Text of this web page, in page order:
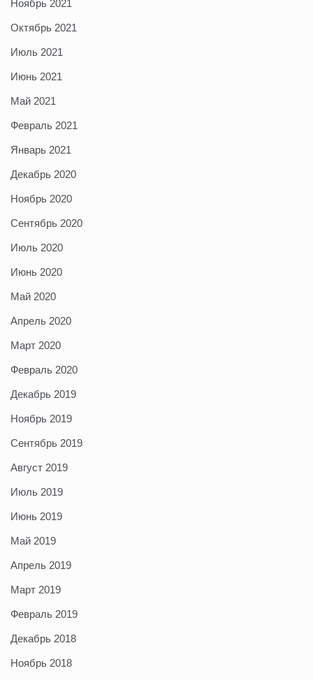
Ноябрь 2021
Октябрь 2021
Июль 2021
Июнь 2021
Май 2021
Февраль 2021
Январь 2021
Декабрь 2020
Ноябрь 2020
Сентябрь 2020
Июль 2020
Июнь 2020
Май 2020
Апрель 2020
Март 2020
Февраль 2020
Декабрь 2019
Ноябрь 2019
Сентябрь 2019
Август 2019
Июль 2019
Июнь 2019
Май 2019
Апрель 2019
Март 2019
Февраль 2019
Декабрь 2018
Ноябрь 2018